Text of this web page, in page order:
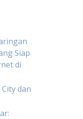
Siap
di
dan